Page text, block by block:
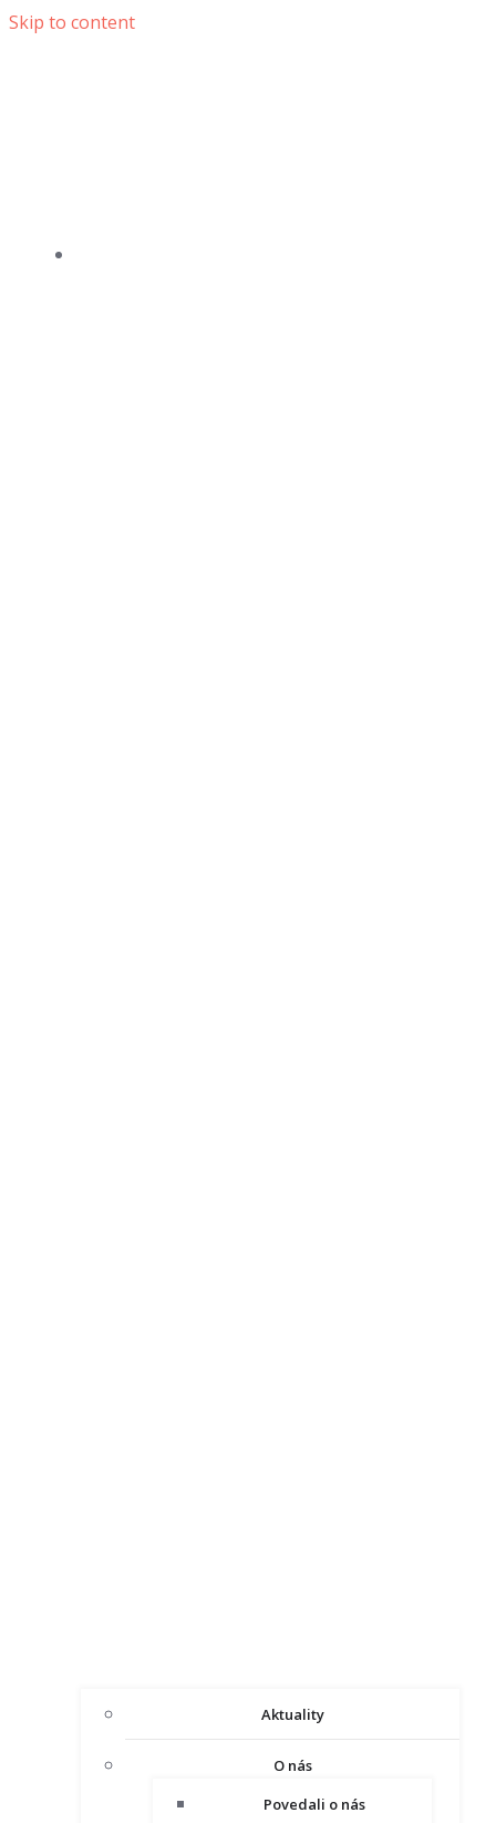
Skip to content
Aktuality
O nás
Povedali o nás